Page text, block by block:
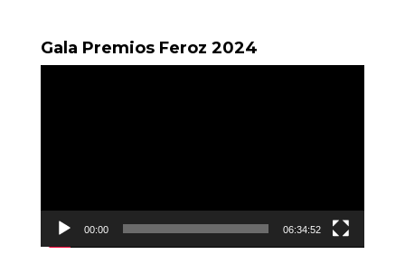
Gala Premios Feroz 2024
00:00 06:34:52